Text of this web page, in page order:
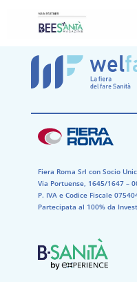
Fiera Roma Srl con Socio
Via Portuense, 1645/1647 –
P. IVA e Codice Fiscale
Partecipata al 100% da